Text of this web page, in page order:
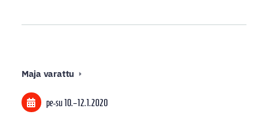
Maja varattu
pe-su 10.–12.1.2020